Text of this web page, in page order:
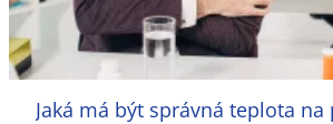
Jaká má být správná teplota na